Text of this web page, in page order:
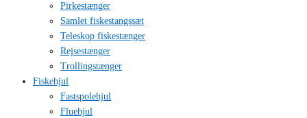
Pirkestænger
Samlet fiskestangssæt
Teleskop fiskestænger
Rejsestænger
Trollingstænger
Fiskehjul
Fastspolehjul
Fluehjul